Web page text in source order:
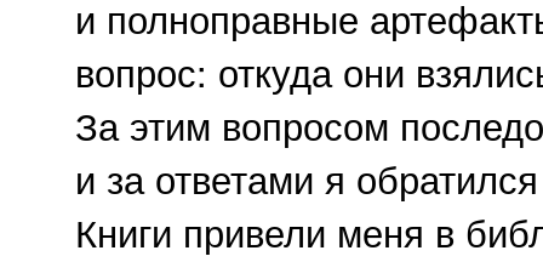
и полноправные
вопрос: откуда они
За этим вопросом
и за ответами я
Книги привели меня в